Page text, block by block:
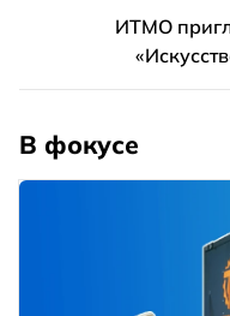
ИТМО
В фокусе